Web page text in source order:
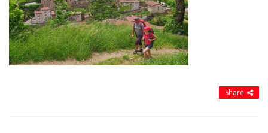
Share